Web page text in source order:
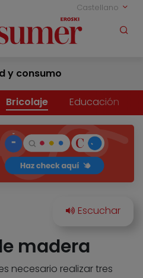
Castellano
y consumo
Bricolaje Educación
madera
necesario realizar tres